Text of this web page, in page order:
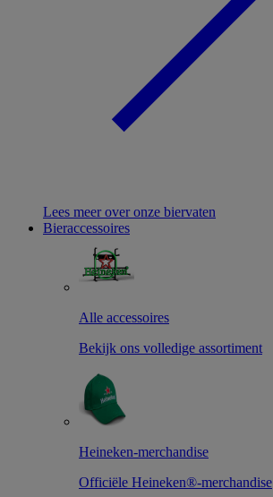
Lees meer over onze biervaten
Bieraccessoires
Alle accessoires
Bekijk ons volledige assortiment
Heineken-merchandise
Officiële Heineken®-merchandise